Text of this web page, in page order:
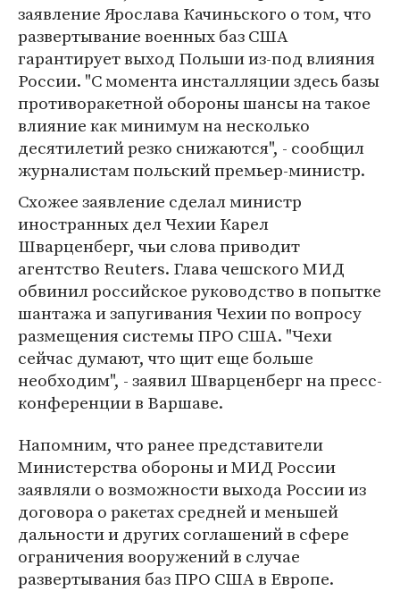
заявление Ярослава Качиньского о том, что
развертывание военных баз США
гарантирует выход Польши из-под влияния
России. "C момента инсталляции здесь базы
противоракетной обороны шансы на такое
влияние как минимум на несколько
десятилетий резко снижаются", - сообщил
журналистам польский премьер-министр.
Схожее заявление сделал министр
иностранных дел Чехии Карел
Шварценберг, чьи слова приводит
агентство Reuters. Глава чешского МИД
обвинил российское руководство в попытке
шантажа и запугивания Чехии по вопросу
размещения системы ПРО США. "Чехи
сейчас думают, что щит еще больше
необходим", - заявил Шварценберг на пресс-
конференции в Варшаве.
Напомним, что ранее представители
Министерства обороны и МИД России
заявляли о возможности выхода России из
договора о ракетах средней и меньшей
дальности и других соглашений в сфере
ограничения вооружений в случае
развертывания баз ПРО США в Европе.